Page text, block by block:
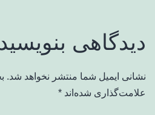
دیدگاهی بنویسید
نشانی ایمیل شما منتشر نخواهد شد.
علامت‌گذاری شده‌اند *